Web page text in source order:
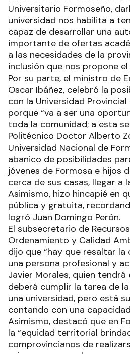
Universitario Formoseño,
universidad nos habilita a
capaz de desarrollar una
importante de ofertas
a las necesidades de la
inclusión que nos propone
Por su parte, el ministro de
Oscar Ibáñez, celebró la
con la Universidad Provincial
porque “va a ser una
toda la comunidad; a esta
Politécnico Doctor Alberto
Universidad Nacional de
abanico de posibilidades
jóvenes de Formosa e hijos
cerca de sus casas, llegar a
Asimismo, hizo hincapié en
pública y gratuita,
logró Juan Domingo Perón.
El subsecretario de
Ordenamiento y Calidad
dijo que “hay que resaltar
una persona profesional y
Javier Morales, quien
deberá cumplir la tarea de
una universidad, pero está
contando con una
Asimismo, destacó que en
la “equidad territorial
comprovincianos de